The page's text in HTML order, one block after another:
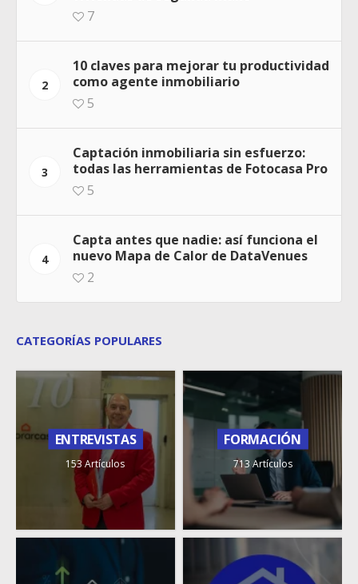
7
2
10 claves para mejorar tu productividad
como agente inmobiliario
5
3
Captación inmobiliaria sin esfuerzo:
todas las herramientas de Fotocasa Pro
5
4
Capta antes que nadie: así funciona el
nuevo Mapa de Calor de DataVenues
2
CATEGORÍAS POPULARES
ENTREVISTAS
153 Artículos
FORMACIÓN
713 Artículos